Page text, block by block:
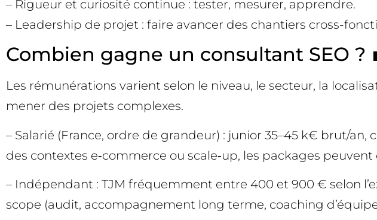
– Rigueur et curiosité continue : tester, mesurer, apprendre.
– Leadership de projet : faire avancer des chantiers cross-
Combien gagne un consultant SEO ?
Les rémunérations varient selon le niveau, le secteur, la
mener des projets complexes.
– Salarié (France, ordre de grandeur) : junior 35–45 k€ brut/
des contextes e‑commerce ou scale‑up, les packages
– Indépendant : TJM fréquemment entre 400 et 900 € selon
scope (audit, accompagnement long terme, coaching